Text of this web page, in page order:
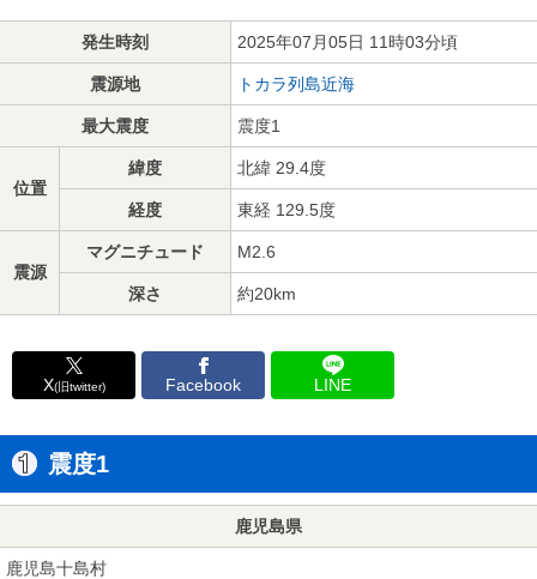
発生時刻 2025年07月05日 11時03分頃
震源地 トカラ列島近海
最大震度 震度1
位置
緯度 北緯 29.4度
経度 東経 129.5度
震源
マグニチュード M2.6
深さ 約20km
X(旧twitter) Facebook LINE
震度1
鹿児島県
鹿児島十島村